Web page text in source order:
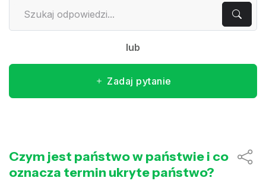
lub
Zadaj pytanie
Czym jest państwo w państwie i co
oznacza termin ukryte państwo?